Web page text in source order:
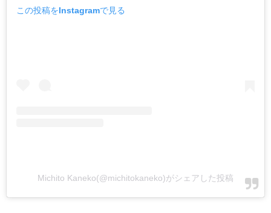
この投稿をInstagramで見る
Michito Kaneko(@michitokaneko)がシェアした投稿